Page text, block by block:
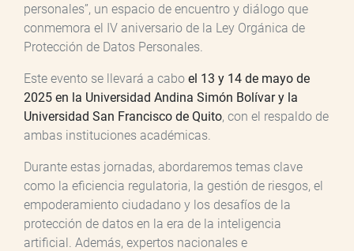
personales”, un espacio de encuentro y diálogo que
conmemora el IV aniversario de la Ley Orgánica de
Protección de Datos Personales.
Este evento se llevará a cabo el 13 y 14 de mayo de
2025 en la Universidad Andina Simón Bolívar y la
Universidad San Francisco de Quito, con el respaldo de
ambas instituciones académicas.
Durante estas jornadas, abordaremos temas clave
como la eficiencia regulatoria, la gestión de riesgos, el
empoderamiento ciudadano y los desafíos de la
protección de datos en la era de la inteligencia
artificial. Además, expertos nacionales e